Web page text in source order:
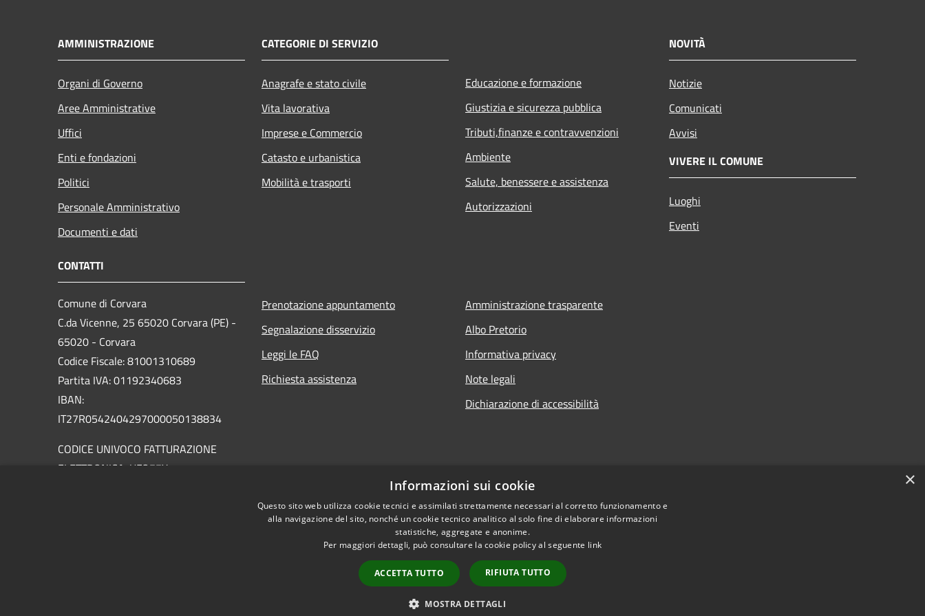
AMMINISTRAZIONE
Organi di Governo
Aree Amministrative
Uffici
Enti e fondazioni
Politici
Personale Amministrativo
Documenti e dati
CATEGORIE DI SERVIZIO
Anagrafe e stato civile
Vita lavorativa
Imprese e Commercio
Catasto e urbanistica
Mobilità e trasporti
Educazione e formazione
Giustizia e sicurezza pubblica
Tributi,finanze e contravvenzioni
Ambiente
Salute, benessere e assistenza
Autorizzazioni
NOVITÀ
Notizie
Comunicati
Avvisi
VIVERE IL COMUNE
Luoghi
Eventi
CONTATTI
Comune di Corvara
C.da Vicenne, 25 65020 Corvara (PE) -
65020 - Corvara
Codice Fiscale: 81001310689
Partita IVA: 01192340683
IBAN:
IT27R0542404297000050138834
CODICE UNIVOCO FATTURAZIONE
ELETTRONICA: UFO77X
Prenotazione appuntamento
Segnalazione disservizio
Leggi le FAQ
Richiesta assistenza
Amministrazione trasparente
Albo Pretorio
Informativa privacy
Note legali
Dichiarazione di accessibilità
Copyright © 2026 • Comune di Corvara • Powered by
×
Informazioni sui cookie
Questo sito web utilizza cookie tecnici e assimilati strettamente necessari al corretto funzionamento e
alla navigazione del sito, nonché un cookie tecnico analitico al solo fine di elaborare informazioni
statistiche, aggregate e anonime.
Per maggiori dettagli, può consultare la cookie policy al seguente link
ACCETTA TUTTO RIFIUTA TUTTO
MOSTRA DETTAGLI